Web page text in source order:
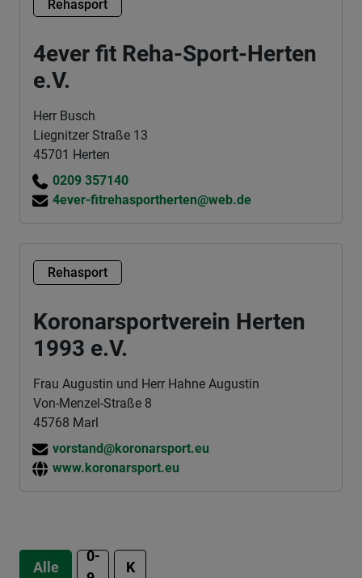
Rehasport
4ever fit Reha-Sport-Herten
e.V.
Herr Busch
Liegnitzer Straße 13
45701 Herten
0209 357140
4ever-fitrehasportherten@web.de
Rehasport
Koronarsportverein Herten
1993 e.V.
Frau Augustin und Herr Hahne Augustin
Von-Menzel-Straße 8
45768 Marl
vorstand@koronarsport.eu
www.koronarsport.eu
Alle
0-
K